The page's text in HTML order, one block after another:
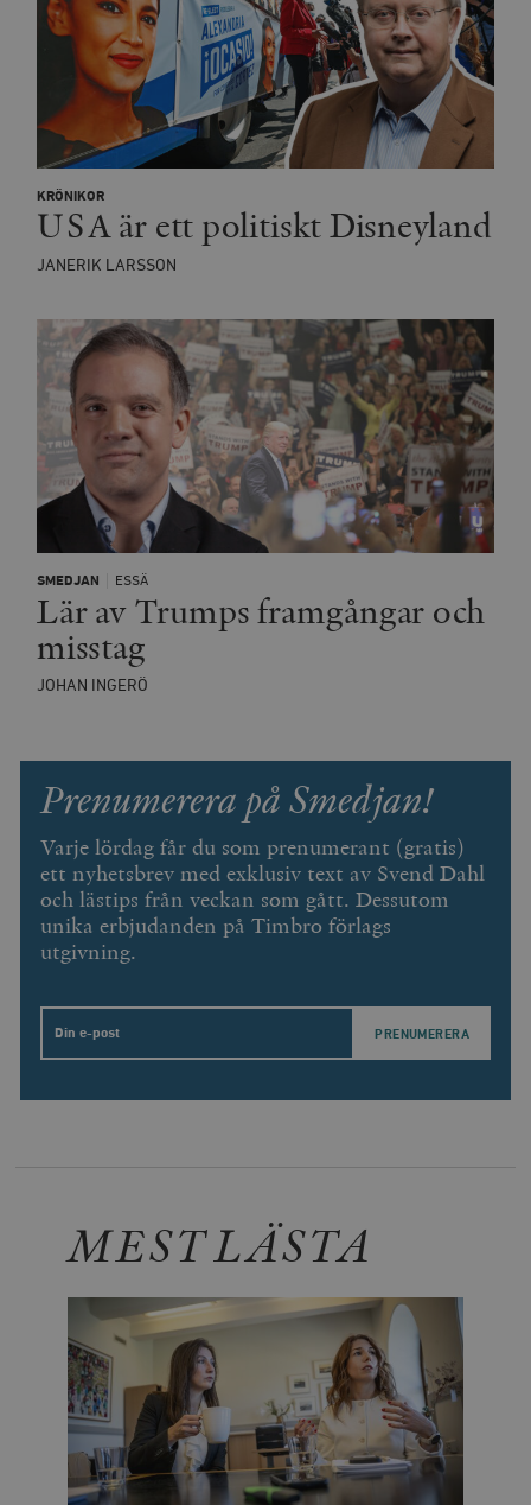
KRÖNIKOR
USA är ett politiskt Disneyland
JANERIK LARSSON
SMEDJAN ESSÄ
Lär av Trumps framgångar och
misstag
JOHAN INGERÖ
Prenumerera på Smedjan!
Varje lördag får du som prenumerant (gratis)
ett nyhetsbrev med exklusiv text av Svend Dahl
och lästips från veckan som gått. Dessutom
unika erbjudanden på Timbro förlags
utgivning.
Email
MEST LÄSTA